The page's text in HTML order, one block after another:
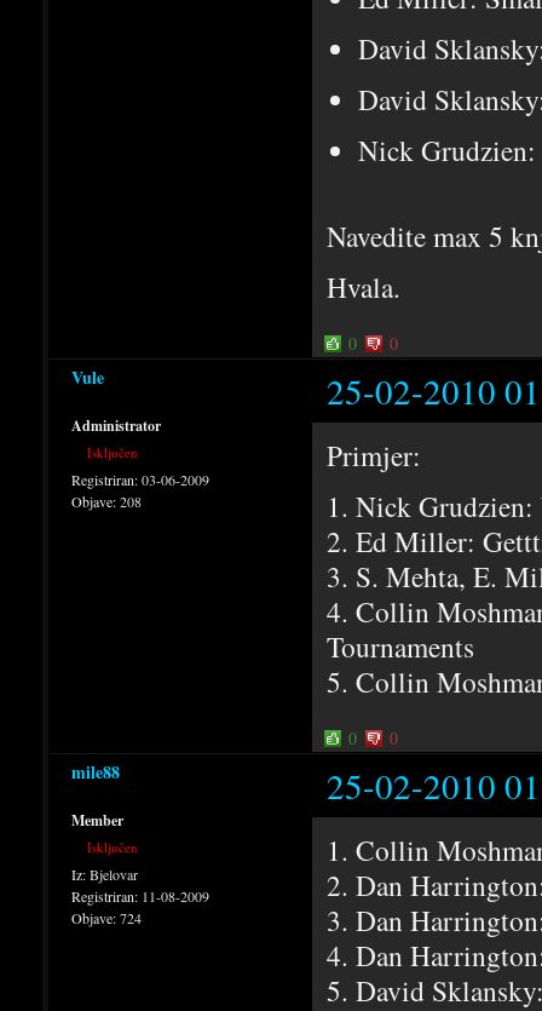
David
David
Nick
Navedite max 5
Hvala.
0 0
Vule 25-02-2010
Administrator
Isključen
Registriran:03-06-2009
Objave:208
Primjer:
1. Nick
2. Ed Miller:
3. S. Mehta, E.
4. Collin
Tournaments
5. Collin
0 0
mile88 25-02-2010
Member
Isključen
Iz:Bjelovar
Registriran: 11-08-2009
Objave:724
1. Collin
2. Dan
3. Dan
4. Dan
5. David